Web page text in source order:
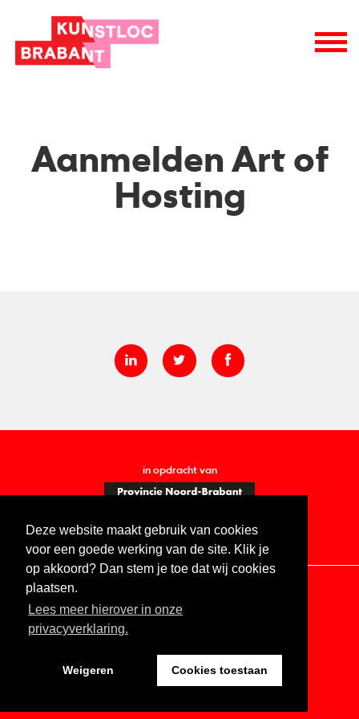
Deze website maakt gebruik van cookies
voor een goede werking van de site. Klik je
op akkoord? Dan stem je toe dat wij cookies
plaatsen.
Lees meer hierover in onze
privacyverklaring.
Weigeren Cookies toestaan
wie is wie
Aanmelden Art of
Hosting
in opdracht van
Contact Vacatures ANBI
Digitale toegankelijkheid